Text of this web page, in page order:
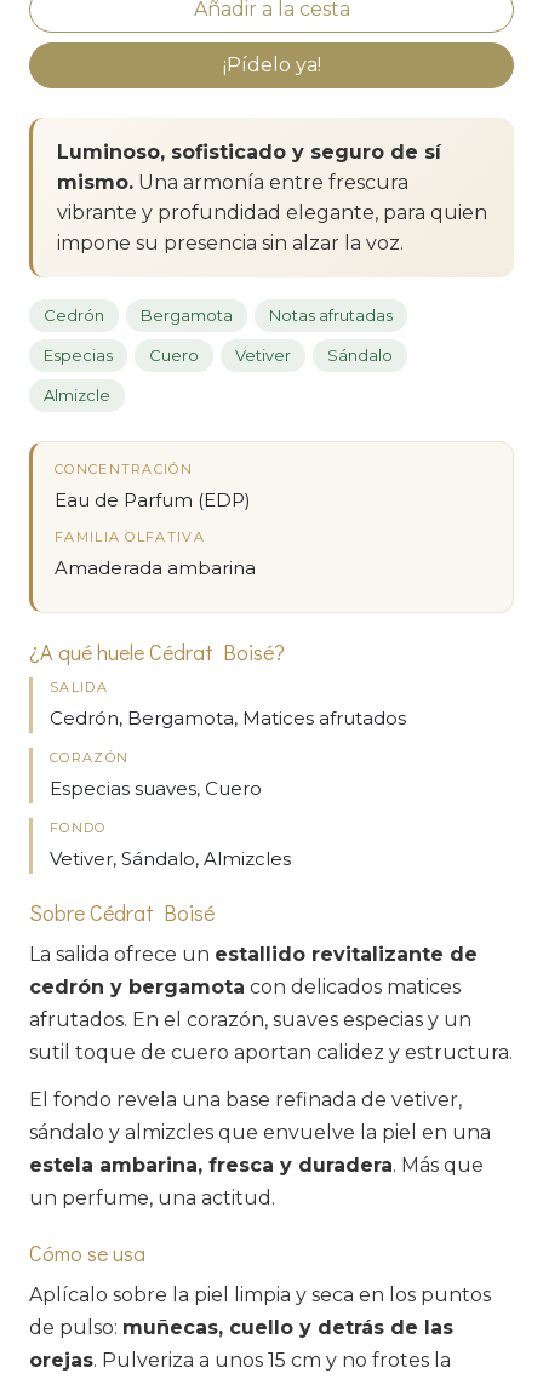
¡Pídelo ya!
Luminoso, sofisticado y seguro de sí
mismo. Una armonía entre frescura
vibrante y profundidad elegante, para quien
impone su presencia sin alzar la voz.
Cedrón Bergamota Notas afrutadas
Especias Cuero Vetiver Sándalo
Almizcle
CONCENTRACIÓN
Eau de Parfum (EDP)
FAMILIA OLFATIVA
Amaderada ambarina
¿A qué huele Cédrat Boisé?
SALIDA
Cedrón, Bergamota, Matices afrutados
CORAZÓN
Especias suaves, Cuero
FONDO
Vetiver, Sándalo, Almizcles
Sobre Cédrat Boisé
La salida ofrece un estallido revitalizante de
cedrón y bergamota con delicados matices
afrutados. En el corazón, suaves especias y un
sutil toque de cuero aportan calidez y estructura.
El fondo revela una base refinada de vetiver,
sándalo y almizcles que envuelve la piel en una
estela ambarina, fresca y duradera. Más que
un perfume, una actitud.
Cómo se usa
Aplícalo sobre la piel limpia y seca en los puntos
de pulso: muñecas, cuello y detrás de las
orejas. Pulveriza a unos 15 cm y no frotes la